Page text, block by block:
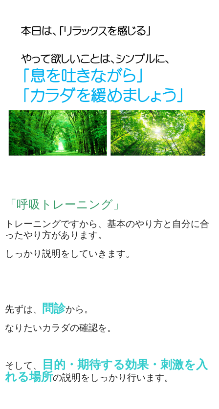
「呼吸トレーニング」
トレーニングですから、基本のやり方と自分に合
ったやり方があります。
しっかり説明をしていきます。
先ずは、 問診から。
なりたいカラダの確認を。
そして、
目的・期待する効果・刺激を入
れる場所の説明をしっかり行います。